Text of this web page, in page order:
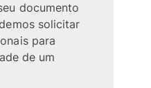
documento
solicitar
para
de um